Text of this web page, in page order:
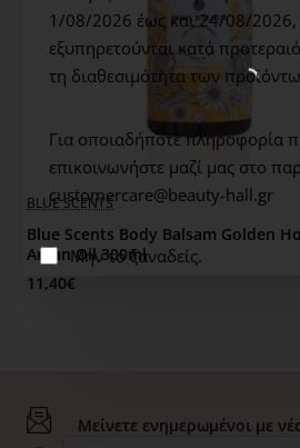
1/08/2026 έως και 24/08/2026,
εξυπηρετούνται κατά
τη διαθεσιμότητα των
Για οποιαδήποτε πληροφορία
επικοινωνήστε μαζί μας στο
customercare@beauty-hall.gr
Μην το ξαναδείς.
ΑΦΡΟΛΟΥΤΡΟ – 300ML
Αφρόλουτρο σώματος με
πλούσιος και μεταξένιος αφρός
ενυδατικά και θρεπτικά
εκχύλισμα ελαιόλαδου οργανικής
αναζωογονεί την επιδερμίδα
καθαριότητας, απαλότητας και
αρωματικές νότες ροδιού,
σανταλόξυλου και λευκού
ελεγμένο.
BLUE SCENTS
Blue Scents Body Balsam Golden
Argan Oil 300ml
11,40€
Μείνετε ενημερωμένοι με